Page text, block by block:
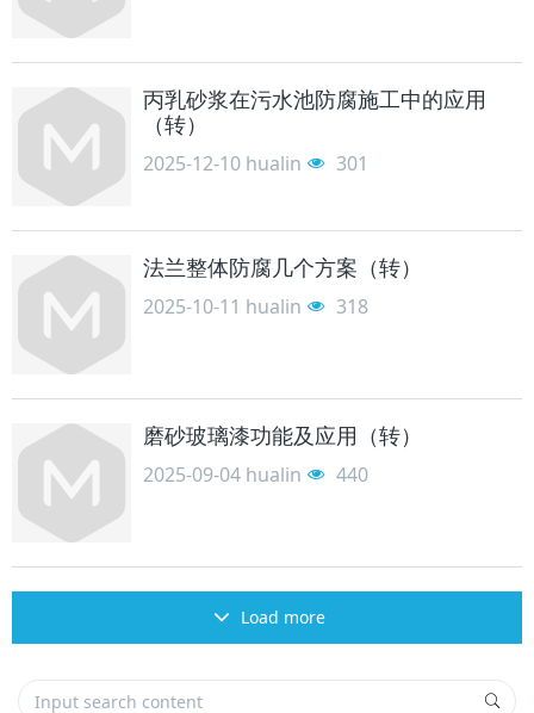
丙乳砂浆在污水池防腐施工中的应用
（转）
2025-12-10 hualin 301
法兰整体防腐几个方案（转）
2025-10-11 hualin 318
磨砂玻璃漆功能及应用（转）
2025-09-04 hualin 440
Load more